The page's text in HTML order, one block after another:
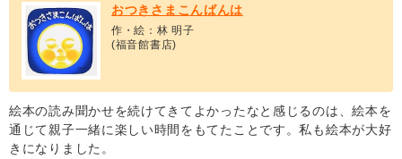
おつきさまこんばんは
作・絵：林 明子
(福音館書店)
絵本の読み聞かせを続けてきてよかったなと感じるのは、絵本を
通じて親子一緒に楽しい時間をもてたことです。私も絵本が大好
きになりました。